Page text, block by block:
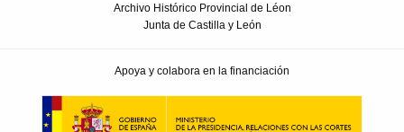
Archivo Histórico Provincial de Léon
Junta de Castilla y León
Apoya y colabora en la financiación